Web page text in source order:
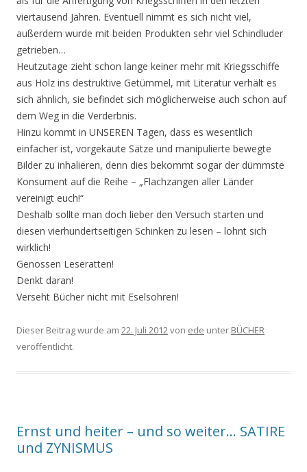
viertausend Jahren. Eventuell nimmt es sich nicht viel,
außerdem wurde mit beiden Produkten sehr viel Schindluder
getrieben…
Heutzutage zieht schon lange keiner mehr mit Kriegsschiffe
aus Holz ins destruktive Getümmel, mit Literatur verhält es
sich ähnlich, sie befindet sich möglicherweise auch schon auf
dem Weg in die Verderbnis.
Hinzu kommt in UNSEREN Tagen, dass es wesentlich
einfacher ist, vorgekaute Sätze und manipulierte bewegte
Bilder zu inhalieren, denn dies bekommt sogar der dümmste
Konsument auf die Reihe – „Flachzangen aller Länder
vereinigt euch!“
Deshalb sollte man doch lieber den Versuch starten und
diesen vierhundertseitigen Schinken zu lesen – lohnt sich
wirklich!
Genossen Leseratten!
Denkt daran!
Verseht Bücher nicht mit Eselsohren!
Dieser Beitrag wurde am 22. Juli 2012von ede unter BÜCHER
veröffentlicht.
Ernst und heiter – und so weiter… SATIRE
und ZYNISMUS